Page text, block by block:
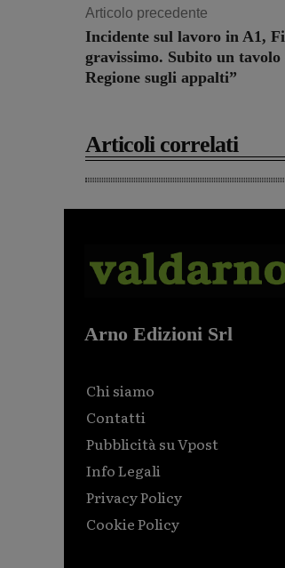
Articolo precedente
Incidente sul lavoro in A1,
gravissimo. Subito un
Regione sugli appalti”
Articoli correlati
Arno Edizioni Srl
Chi siamo
Contatti
Pubblicità su Vpost
Info Legali
Privacy Policy
Cookie Policy